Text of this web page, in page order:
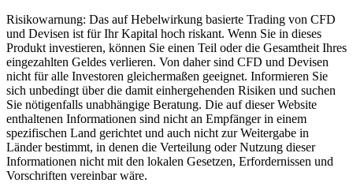
Risikowarnung: Das auf Hebelwirkung basierte Trading von CFD
und Devisen ist für Ihr Kapital hoch riskant. Wenn Sie in dieses
Produkt investieren, können Sie einen Teil oder die Gesamtheit Ihres
eingezahlten Geldes verlieren. Von daher sind CFD und Devisen
nicht für alle Investoren gleichermaßen geeignet. Informieren Sie
sich unbedingt über die damit einhergehenden Risiken und suchen
Sie nötigenfalls unabhängige Beratung. Die auf dieser Website
enthaltenen Informationen sind nicht an Empfänger in einem
spezifischen Land gerichtet und auch nicht zur Weitergabe in
Länder bestimmt, in denen die Verteilung oder Nutzung dieser
Informationen nicht mit den lokalen Gesetzen, Erfordernissen und
Vorschriften vereinbar wäre.